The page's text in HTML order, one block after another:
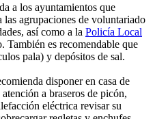
a los ayuntamientos que
las agrupaciones de voluntariado
así como a la Policía Local
También es recomendable que
pala) y depósitos de sal.
disponer en casa de
a braseros de picón,
eléctrica revisar su